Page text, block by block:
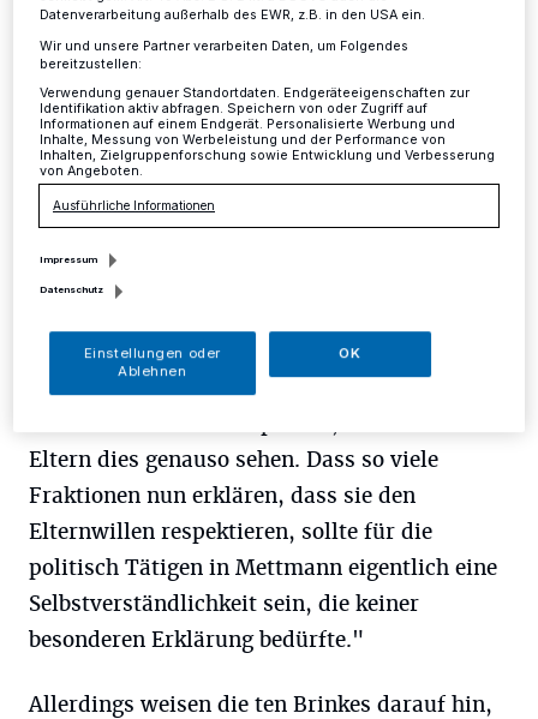
D ie neue Ratsfraktion "Bürger für
ehemaligen SPD-Ratsmitgliedern Ina ten
sich zur Schullandschaft in Mettmann. "Eine
Gesamtschule ist für Mettmann der richtige
Eltern dies genauso sehen. Dass so viele
Fraktionen nun erklären, dass sie den
Elternwillen respektieren, sollte für die
politisch Tätigen in Mettmann eigentlich eine
Selbstverständlichkeit sein, die keiner
besonderen Erklärung bedürfte."
Allerdings weisen die ten Brinkes darauf hin,
Datenverarbeitung außerhalb des EWR, z.B. in den USA ein.
Wir und unsere Partner verarbeiten Daten, um Folgendes
bereitzustellen:
Verwendung genauer Standortdaten. Endgeräteeigenschaften zur
Identifikation aktiv abfragen. Speichern von oder Zugriff auf
Informationen auf einem Endgerät. Personalisierte Werbung und
Inhalte, Messung von Werbeleistung und der Performance von
Inhalten, Zielgruppenforschung sowie Entwicklung und Verbesserung
von Angeboten.
Ausführliche Informationen
Impressum
Datenschutz
Einstellungen oder
Ablehnen
OK